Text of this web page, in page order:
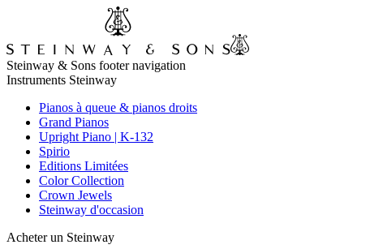
Steinway & Sons footer navigation
Instruments Steinway
Pianos à queue & pianos droits
Grand Pianos
Upright Piano | K-132
Spirio
Editions Limitées
Color Collection
Crown Jewels
Steinway d'occasion
Acheter un Steinway